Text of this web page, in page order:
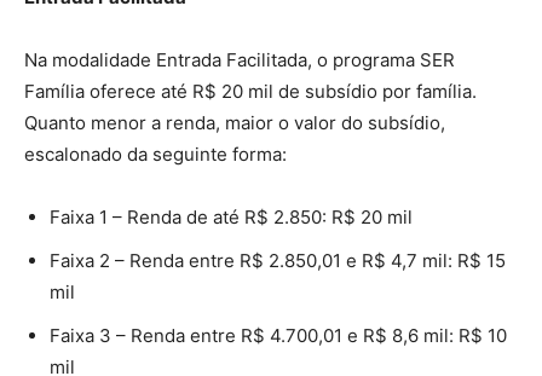
Na modalidade Entrada Facilitada, o programa SER
Família oferece até R$ 20 mil de subsídio por família.
Quanto menor a renda, maior o valor do subsídio,
escalonado da seguinte forma:
Faixa 1 – Renda de até R$ 2.850: R$ 20 mil
Faixa 2 – Renda entre R$ 2.850,01 e R$ 4,7 mil: R$ 15
mil
Faixa 3 – Renda entre R$ 4.700,01 e R$ 8,6 mil: R$ 10
mil